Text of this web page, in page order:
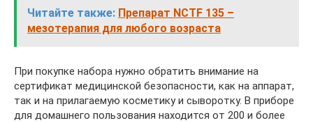
Читайте также: Препарат NCTF 135 –
мезотерапия для любого возраста
При покупке набора нужно обратить внимание на
сертификат медицинской безопасности, как на аппарат,
так и на прилагаемую косметику и сыворотку. В приборе
для домашнего пользования находится от 200 и более